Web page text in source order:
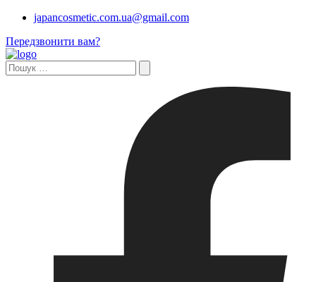
japancosmetic.com.ua@gmail.com
Передзвонити вам?